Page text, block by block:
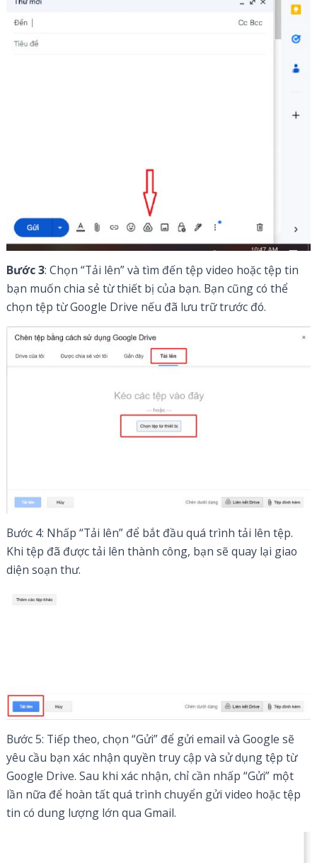
Bước 3: Chọn “Tải lên” và tìm đến tệp video hoặc tệp tin
bạn muốn chia sẻ từ thiết bị của bạn. Bạn cũng có thể
chọn tệp từ Google Drive nếu đã lưu trữ trước đó.
Bước 4: Nhấp “Tải lên” để bắt đầu quá trình tải lên tệp.
Khi tệp đã được tải lên thành công, bạn sẽ quay lại giao
diện soạn thư.
Bước 5: Tiếp theo, chọn “Gửi” để gửi email và Google sẽ
yêu cầu bạn xác nhận quyền truy cập và sử dụng tệp từ
Google Drive. Sau khi xác nhận, chỉ cần nhấp “Gửi” một
lần nữa để hoàn tất quá trình chuyển gửi video hoặc tệp
tin có dung lượng lớn qua Gmail.